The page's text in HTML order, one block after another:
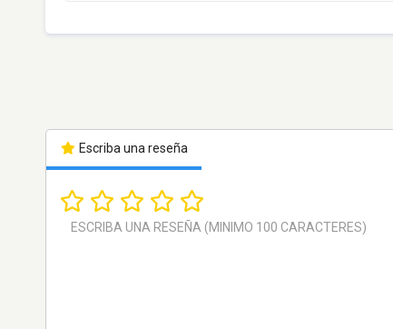
Escriba una reseña